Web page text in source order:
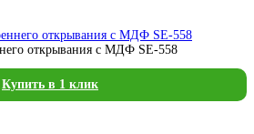
открывания с МДФ SE-558
Купить в 1 клик